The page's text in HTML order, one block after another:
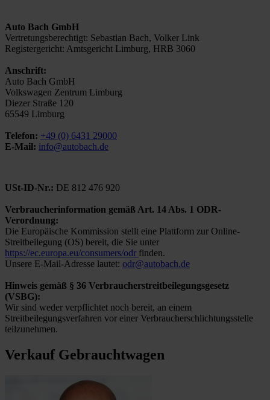
Auto Bach GmbH
Vertretungsberechtigt: Sebastian Bach, Volker Link
Registergericht: Amtsgericht Limburg, HRB 3060
Anschrift:
Auto Bach GmbH
Volkswagen Zentrum Limburg
Diezer Straße 120
65549 Limburg
Telefon: +49 (0) 6431 29000
E-Mail: info@autobach.de
USt-ID-Nr.: DE 812 476 920
Verbraucherinformation gemäß Art. 14 Abs. 1 ODR-
Verordnung:
Die Europäische Kommission stellt eine Plattform zur Online-
Streitbeilegung (OS) bereit, die Sie unter
https://ec.europa.eu/consumers/odr finden.
Unsere E-Mail-Adresse lautet: odr@autobach.de
Hinweis gemäß § 36 Verbraucherstreitbeilegungsgesetz
(VSBG):
Wir sind weder verpflichtet noch bereit, an einem
Streitbeilegungsverfahren vor einer Verbraucherschlichtungsstelle
teilzunehmen.
Verkauf Gebrauchtwagen